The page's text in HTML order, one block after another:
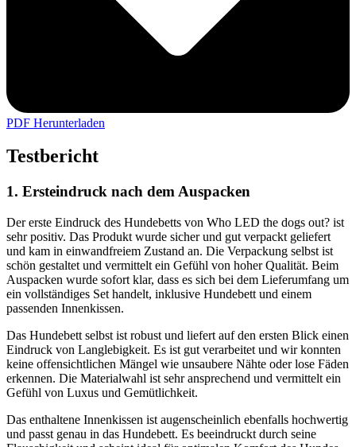
PDF Herunterladen
Testbericht
1. Ersteindruck nach dem Auspacken
Der erste Eindruck des Hundebetts von Who LED the dogs out? ist
sehr positiv. Das Produkt wurde sicher und gut verpackt geliefert
und kam in einwandfreiem Zustand an. Die Verpackung selbst ist
schön gestaltet und vermittelt ein Gefühl von hoher Qualität. Beim
Auspacken wurde sofort klar, dass es sich bei dem Lieferumfang um
ein vollständiges Set handelt, inklusive Hundebett und einem
passenden Innenkissen.
Das Hundebett selbst ist robust und liefert auf den ersten Blick einen
Eindruck von Langlebigkeit. Es ist gut verarbeitet und wir konnten
keine offensichtlichen Mängel wie unsaubere Nähte oder lose Fäden
erkennen. Die Materialwahl ist sehr ansprechend und vermittelt ein
Gefühl von Luxus und Gemütlichkeit.
Das enthaltene Innenkissen ist augenscheinlich ebenfalls hochwertig
und passt genau in das Hundebett. Es beeindruckt durch seine